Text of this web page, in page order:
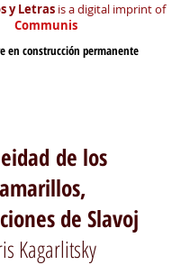
en construcción permanente
y Letras is a digital imprint of
Communis
de los
de Slavoj
Kagarlitsky